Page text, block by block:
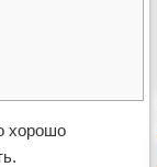
хорошо